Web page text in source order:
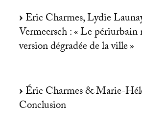
Eric Charmes, Lydie
Vermeersch : «Le périurbain
version dégradée de la ville»
Éric Charmes & Marie-
Conclusion